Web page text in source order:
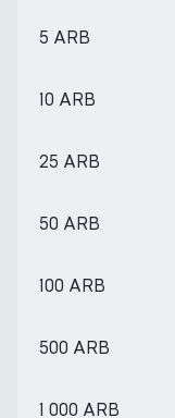
5 ARB
10 ARB
25 ARB
50 ARB
100 ARB
500 ARB
1 000 ARB